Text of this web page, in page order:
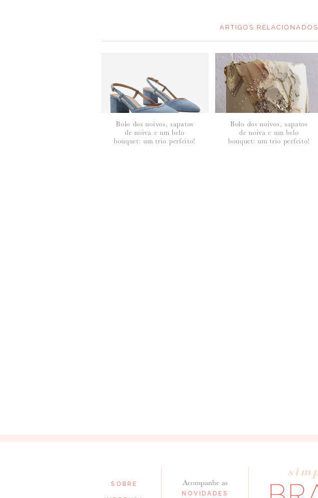
ARTIGOS RELACIONADOS
Bolo dos noivos, sapatos
de noiva e um belo
bouquet: um trio perfeito!
Bolo dos noivos, sapatos
de noiva e um belo
bouquet: um trio perfeito!
SOBRE Acompanhe as
NOVIDADES